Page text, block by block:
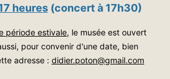
heures(concert à 17h30)
période estivale, le musée est ouvert
pour convenir d'une date, bien
adresse : didier.poton@gmail.com